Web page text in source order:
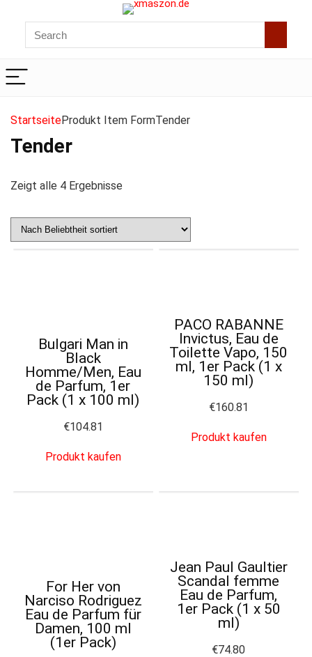
StartseiteProdukt Item FormTender
Tender
Zeigt alle 4 Ergebnisse
Bulgari Man in
Black
Homme/Men, Eau
de Parfum, 1er
Pack (1 x 100 ml)
€104.81
Produkt kaufen
PACO RABANNE
Invictus, Eau de
Toilette Vapo, 150
ml, 1er Pack (1 x
150 ml)
€160.81
Produkt kaufen
For Her von
Narciso Rodriguez
Eau de Parfum für
Damen, 100 ml
(1er Pack)
Jean Paul Gaultier
Scandal femme
Eau de Parfum,
1er Pack (1 x 50
ml)
€74.80